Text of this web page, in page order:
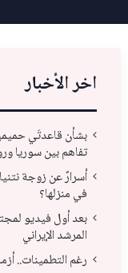
اخر الأخبار
بشأن قاعدتَي
تفاهم بين سوريا
أسرارٌ عن زوجة
في منزلها؟
بعد أول فيديو
المرشد الإيراني
رغم التطمينات..